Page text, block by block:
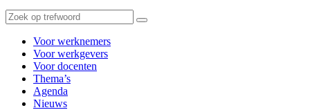
Voor werknemers
Voor werkgevers
Voor docenten
Thema’s
Agenda
Nieuws